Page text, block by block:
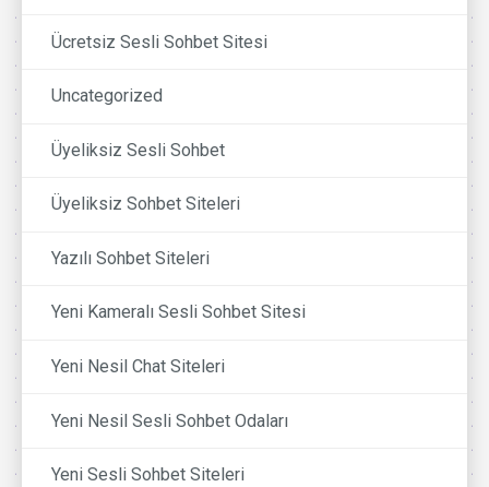
Ücretsiz Sesli Sohbet Sitesi
Uncategorized
Üyeliksiz Sesli Sohbet
Üyeliksiz Sohbet Siteleri
Yazılı Sohbet Siteleri
Yeni Kameralı Sesli Sohbet Sitesi
Yeni Nesil Chat Siteleri
Yeni Nesil Sesli Sohbet Odaları
Yeni Sesli Sohbet Siteleri